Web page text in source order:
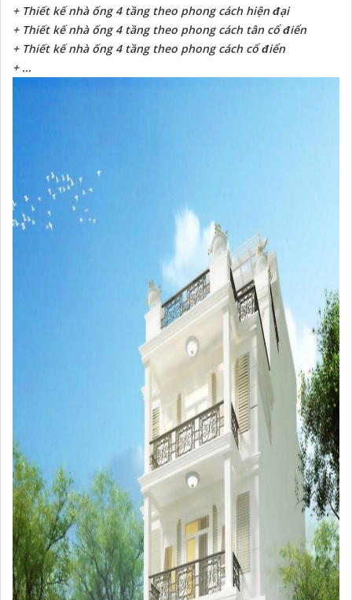
+ Thiết kế nhà ống 4 tầng theo phong cách hiện đại
+ Thiết kế nhà ống 4 tầng theo phong cách tân cổ điển
+ Thiết kế nhà ống 4 tầng theo phong cách cổ điển
+ …